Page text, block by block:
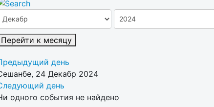
Перейти к месяцу
день
24 Декабр 2024
день
одного события не найдено